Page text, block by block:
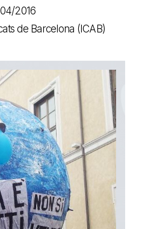
2016
de Barcelona (ICAB)